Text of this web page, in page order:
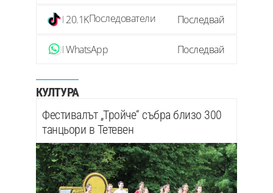
20.1KПоследователи Последвай
WhatsApp Последвай
КУЛТУРА
Фестивалът „Тройче“ събра близо 300
танцьори в Тетевен